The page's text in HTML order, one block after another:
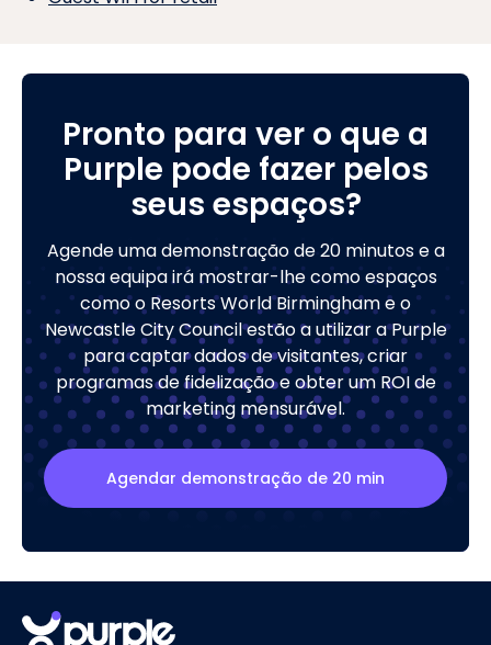
Pronto para ver o que a
Purple pode fazer pelos
seus espaços?
Agende uma demonstração de 20 minutos e a
nossa equipa irá mostrar-lhe como espaços
como o Resorts World Birmingham e o
Newcastle City Council estão a utilizar a Purple
para captar dados de visitantes, criar
programas de fidelização e obter um ROI de
marketing mensurável.
Agendar demonstração de 20 min